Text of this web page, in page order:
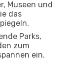
Museen und
das
Parks,
zum
ein.